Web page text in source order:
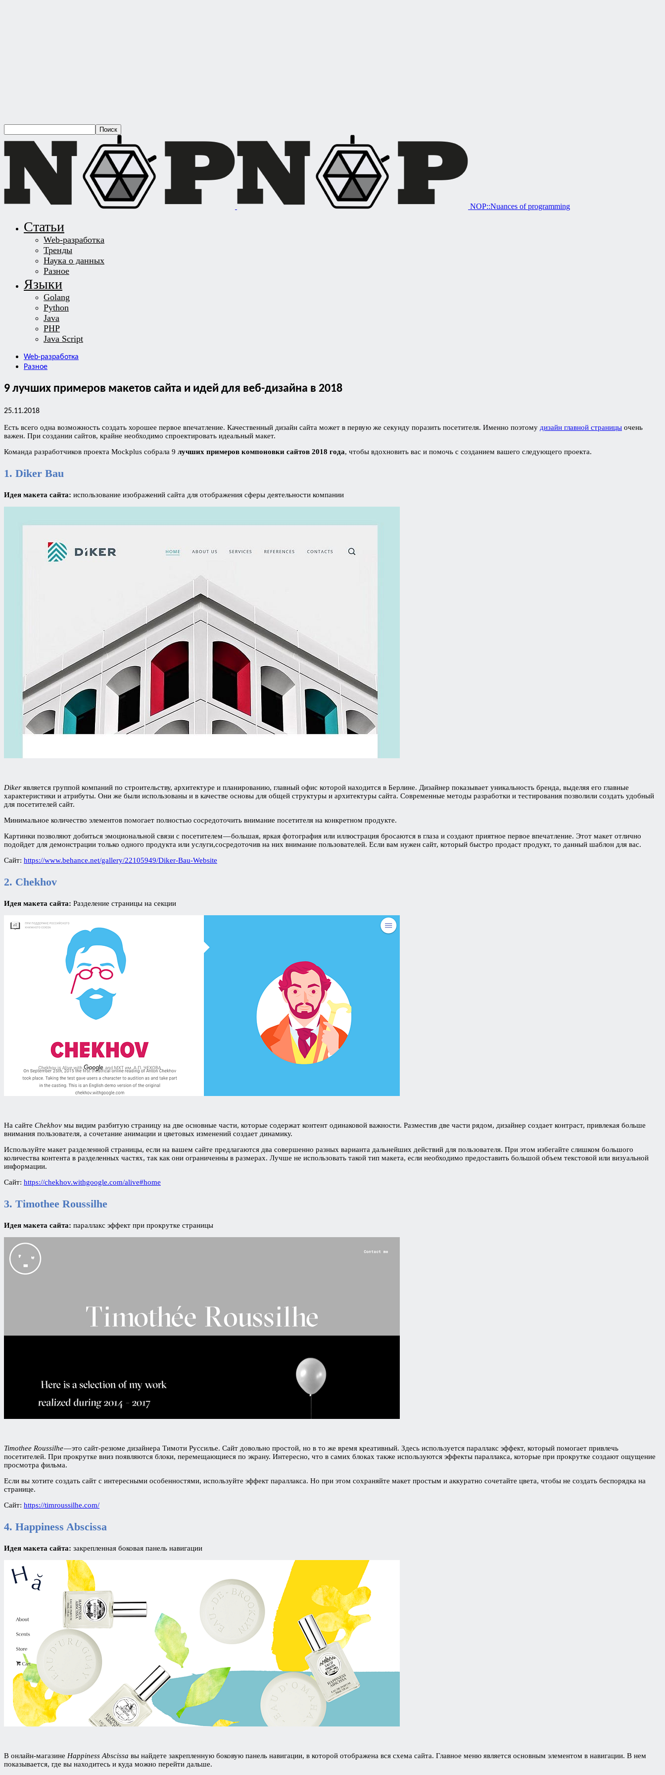
NOP::Nuances of programming
Статьи
Web-разработка
Тренды
Наука о данных
Разное
Языки
Golang
Python
Java
PHP
Java Script
Web-разработка
Разное
9 лучших примеров макетов сайта и идей для веб-дизайна в 2018
25.11.2018
Есть всего одна возможность создать хорошее первое впечатление. Качественный дизайн сайта может в первую же секунду поразить посетителя. Именно поэтому дизайн главной страницы очень
важен. При создании сайтов, крайне необходимо спроектировать идеальный макет.
Команда разработчиков проекта Mockplus собрала 9 лучших примеров компоновки сайтов 2018 года, чтобы вдохновить вас и помочь с созданием вашего следующего проекта.
1. Diker Bau
Идея макета сайта: использование изображений сайта для отображения сферы деятельности компании
Diker является группой компаний по строительству, архитектуре и планированию, главный офис которой находится в Берлине. Дизайнер показывает уникальность бренда, выделяя его главные
характеристики и атрибуты. Они же были использованы и в качестве основы для общей структуры и архитектуры сайта. Современные методы разработки и тестирования позволили создать удобный
для посетителей сайт.
Минимальное количество элементов помогает полностью сосредоточить внимание посетителя на конкретном продукте.
Картинки позволяют добиться эмоциональной связи с посетителем — большая, яркая фотография или иллюстрация бросаются в глаза и создают приятное первое впечатление. Этот макет отлично
подойдет для демонстрации только одного продукта или услуги,сосредоточив на них внимание пользователей. Если вам нужен сайт, который быстро продаст продукт, то данный шаблон для вас.
Сайт: https://www.behance.net/gallery/22105949/Diker-Bau-Website
2. Chekhov
Идея макета сайта: Разделение страницы на секции
На сайте Chekhov мы видим разбитую страницу на две основные части, которые содержат контент одинаковой важности. Разместив две части рядом, дизайнер создает контраст, привлекая больше
внимания пользователя, а сочетание анимации и цветовых изменений создает динамику.
Используйте макет разделенной страницы, если на вашем сайте предлагаются два совершенно разных варианта дальнейших действий для пользователя. При этом избегайте слишком большого
количества контента в разделенных частях, так как они ограниченны в размерах. Лучше не использовать такой тип макета, если необходимо предоставить большой объем текстовой или визуальной
информации.
Сайт: https://chekhov.withgoogle.com/alive#home
3. Timothee Roussilhe
Идея макета сайта: параллакс эффект при прокрутке страницы
Timоthee Roussilhe— это сайт-резюме дизайнера Тимоти Руссилье. Сайт довольно простой, но в то же время креативный. Здесь используется параллакс эффект, который помогает привлечь
посетителей. При прокрутке вниз появляются блоки, перемещающиеся по экрану. Интересно, что в самих блоках также используются эффекты параллакса, которые при прокрутке создают ощущение
просмотра фильма.
Если вы хотите создать сайт с интересными особенностями, используйте эффект параллакса. Но при этом сохраняйте макет простым и аккуратно сочетайте цвета, чтобы не создать беспорядка на
странице.
Сайт: https://timroussilhe.com/
4. Happiness Abscissa
Идея макета сайта: закрепленная боковая панель навигации
В онлайн-магазине Happiness Abscissa вы найдете закрепленную боковую панель навигации, в которой отображена вся схема сайта. Главное меню является основным элементом в навигации. В нем
показывается, где вы находитесь и куда можно перейти дальше.